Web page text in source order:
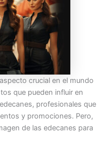
crucial en el mundo
que pueden influir en
profesionales que
y promociones. Pero,
de las edecanes para